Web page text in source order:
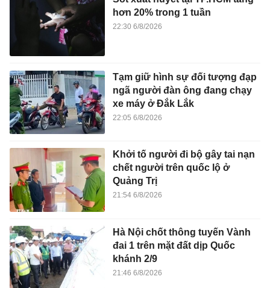
hơn 20% trong 1 tuần
22:30 6/8/2026
Tạm giữ hình sự đối tượng đạp
ngã người đàn ông đang chạy
xe máy ở Đắk Lắk
22:05 6/8/2026
Khởi tố người đi bộ gây tai nạn
chết người trên quốc lộ ở
Quảng Trị
21:54 6/8/2026
Hà Nội chốt thông tuyến Vành
đai 1 trên mặt đất dịp Quốc
khánh 2/9
21:46 6/8/2026